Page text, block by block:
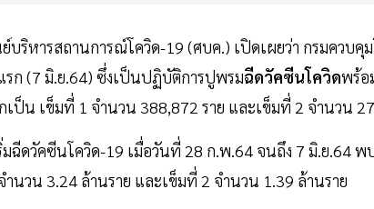
หารสถานการณ์โควิด-19 (ศบค.) เปิดเผยว่า กรมควบคุม
ก (7 มิ.ย.64) ซึ่งเป็นปฏิบัติการปูพรมฉีดวัคซีนโควิดพร้อ
ป็น เข็มที่ 1 จำนวน 388,872 ราย และเข็มที่ 2 จำนวน
ฉีดวัคซีนโควิด-19 เมื่อวันที่ 28 ก.พ.64 จนถึง 7 มิ.ย.64 พ
นวน 3.24 ล้านราย และเข็มที่ 2 จำนวน 1.39 ล้านราย